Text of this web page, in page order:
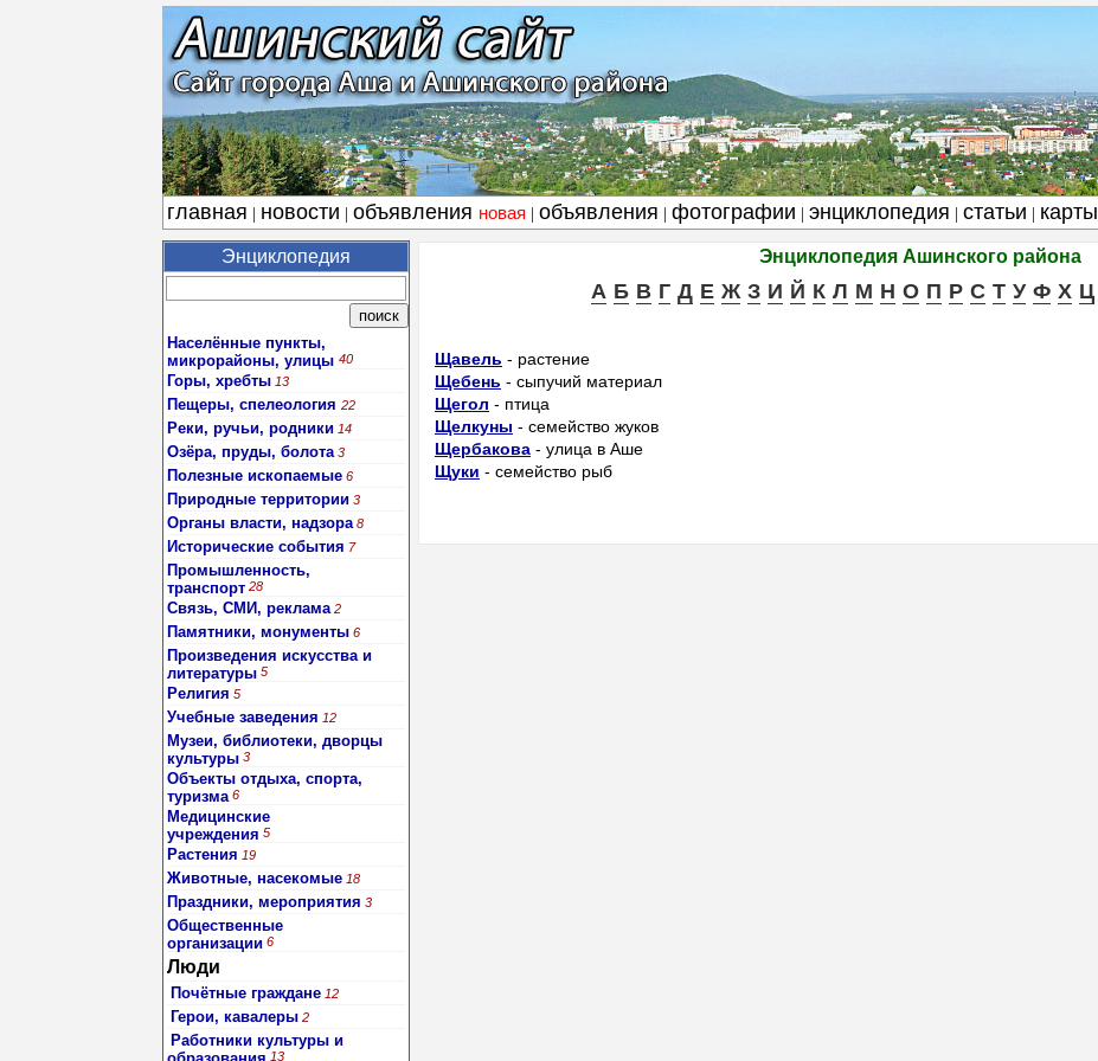
главная новости объявления новая объявления фотографии энциклопедия статьи карты
Энциклопедия
Населённые пункты,
микрорайоны, улицы 40
Горы, хребты 13
Пещеры, спелеология 22
Реки, ручьи, родники 14
Озёра, пруды, болота 3
Полезные ископаемые 6
Природные территории 3
Органы власти, надзора 8
Исторические события 7
Промышленность,
транспорт 28
Связь, СМИ, реклама 2
Памятники, монументы 6
Произведения искусства и
литературы 5
Религия 5
Учебные заведения 12
Музеи, библиотеки, дворцы
культуры 3
Объекты отдыха, спорта,
туризма 6
Медицинские
учреждения 5
Растения 19
Животные, насекомые 18
Праздники, мероприятия 3
Общественные
организации 6
Люди
Почётные граждане 12
Герои, кавалеры 2
Работники культуры и
образования 13
Энциклопедия Ашинского района
А Б В Г Д Е Ж З И Й К Л М Н О П Р С Т У Ф Х Ц
Щавель - растение
Щебень - сыпучий материал
Щегол - птица
Щелкуны - семейство жуков
Щербакова - улица в Аше
Щуки - семейство рыб